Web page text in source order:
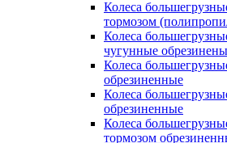
Колеса
тормозом
Колеса
чугунные
Колеса
обрезиненные
Колеса
обрезиненные
Колеса
тормозом